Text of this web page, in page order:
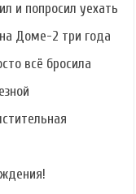
и попросил уехать
Доме-2 три года
всё бросила